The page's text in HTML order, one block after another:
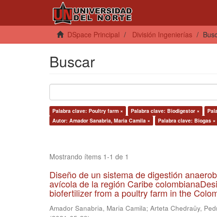
DSpace Principal División Ingenierías
Buscar
Palabra clave: Poultry farm × Palabra clave: Biodigestor ×
Autor: Amador Sanabria, Maria Camila ×
Palabra clave: Biogas ×
Mostrando ítems 1-1 de 1
Diseño de un sistema de digestión
avícola de la región Caribe
biofertilizer from a poultry farm in the
Amador Sanabria, Maria Camila; Arteta Chedraüy,